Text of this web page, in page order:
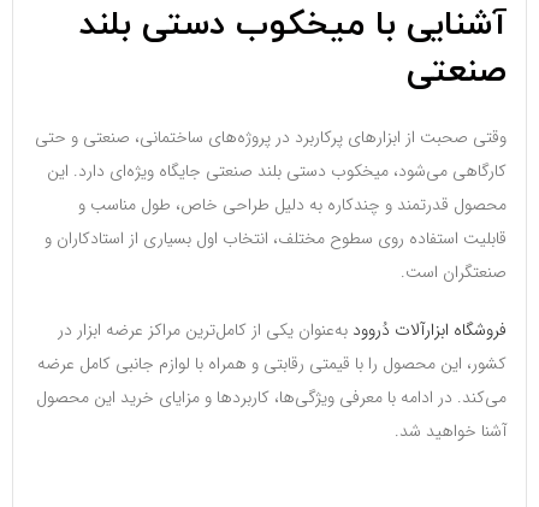
آشنایی با میخکوب دستی بلند
صنعتی
وقتی صحبت از ابزارهای پرکاربرد در پروژه‌های ساختمانی، صنعتی و حتی
کارگاهی می‌شود، میخکوب دستی بلند صنعتی جایگاه ویژه‌ای دارد. این
محصول قدرتمند و چندکاره به دلیل طراحی خاص، طول مناسب و
قابلیت استفاده روی سطوح مختلف، انتخاب اول بسیاری از استادکاران و
صنعتگران است.
فروشگاه ابزارآلات دُروود به‌عنوان یکی از کامل‌ترین مراکز عرضه ابزار در
کشور، این محصول را با قیمتی رقابتی و همراه با لوازم جانبی کامل عرضه
می‌کند. در ادامه با معرفی ویژگی‌ها، کاربردها و مزایای خرید این محصول
آشنا خواهید شد.